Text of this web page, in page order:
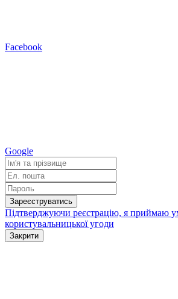
Facebook
Google
Зареєструватись
Підтверджуючи реєстрацію, я приймаю
користувальницької угоди
Закрити